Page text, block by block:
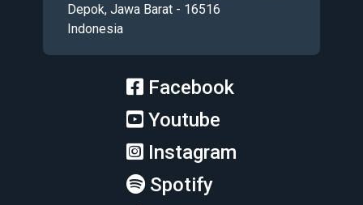
Depok, Jawa Barat - 16516
Indonesia
Facebook
Youtube
Instagram
Spotify